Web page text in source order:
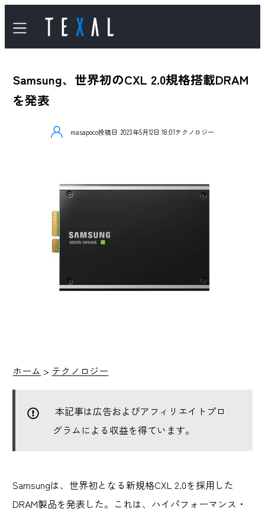
Samsung、世界初のCXL 2.0規格搭載DRAM
を発表
masapoco投稿日 2023年5月12日 18:01テクノロジー
ホーム > テクノロジー
本記事は広告およびアフィリエイトプロ
グラムによる収益を得ています。
Samsungは、世界初となる新規格CXL 2.0を採用した
DRAM製品を発表した。これは、ハイパフォーマンス・